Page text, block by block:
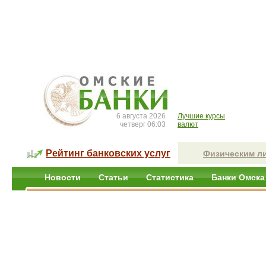
6 августа 2026
четверг 06:03
Лучшие курсы
валют
Рейтинг банковских услуг Физическим
Новости Статьи Статистика Банки Омска